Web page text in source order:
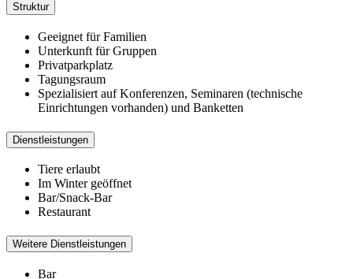
Struktur
Geeignet für Familien
Unterkunft für Gruppen
Privatparkplatz
Tagungsraum
Spezialisiert auf Konferenzen, Seminaren (technische
Einrichtungen vorhanden) und Banketten
Dienstleistungen
Tiere erlaubt
Im Winter geöffnet
Bar/Snack-Bar
Restaurant
Weitere Dienstleistungen
Bar